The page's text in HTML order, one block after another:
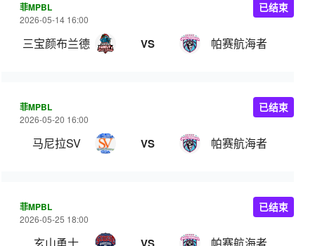
菲MPBL
2026-05-14 16:00
三宝颜布兰德 VS 帕赛航海者
已结束
菲MPBL
2026-05-20 16:00
马尼拉SV VS 帕赛航海者
已结束
菲MPBL
2026-05-25 18:00
已结束